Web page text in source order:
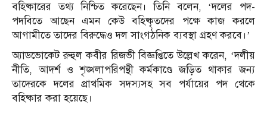
বহিষ্কারের তথ্য নিশ্চিত করেছেন। তিনি বলেন, ‘দলের পদ-
পদবিতে আছেন এমন কেউ বহিষ্কৃতদের পক্ষে কাজ করলে
আগামীতে তাদের বিরুদ্ধেও দল সাংগঠনিক ব্যবস্থা গ্রহণ করবে।’
অ্যাডভোকেট রুহুল কবীর রিজভী বিজ্ঞপ্তিতে উল্লেখ করেন, ‘দলীয়
নীতি, আদর্শ ও শৃঙ্খলাপরিপন্থী কর্মকাণ্ডে জড়িত থাকার জন্য
তাদেরকে দলের প্রাথমিক সদস্যসহ সব পর্যায়ের পদ থেকে
বহিষ্কার করা হয়েছে।